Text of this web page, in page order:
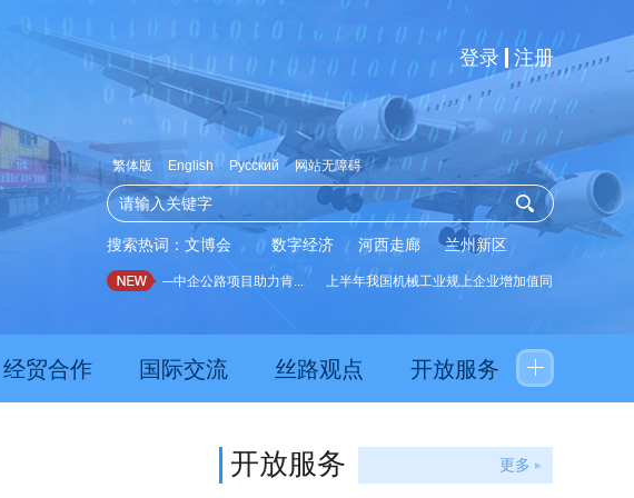
登录 注册
繁体版 English Русский 网站无障碍
搜索热词： 文博会 数字经济 河西走廊 兰州新区
向荒漠深处延伸——中企公路项目助力肯... 上半年我国机械工业规上企业增加值同比...
经贸合作 国际交流 丝路观点 开放服务
开放服务 更多